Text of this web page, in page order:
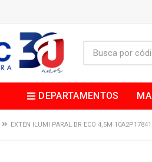
DEPARTAMENTOS
EXTEN ILUMI PARAL BR ECO 4,5M 10A2P17841